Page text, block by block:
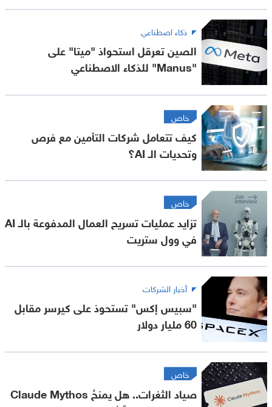
ذكاء اصطناعي
الصين تعرقل استحواذ "ميتا" على
"Manus" للذكاء الاصطناعي
خاص
كيف تتعامل شركات التأمين مع فرص
وتحديات الـ AI؟
خاص
تزايد عمليات تسريح العمال المدفوعة بالـ AI
في وول ستريت
أخبار الشركات
"سبيس إكس" تستحوذ على كيرسر مقابل
60 مليار دولار
خاص
صياد الثغرات.. هل يمنحُ Claude Mythos